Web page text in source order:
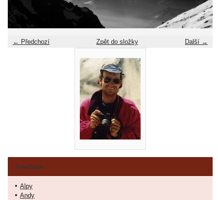
← Předchozí Další →
Zpět do složky
Fotoalbum
Alpy
Andy